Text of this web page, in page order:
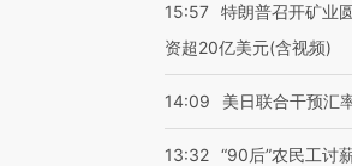
15:57 特朗普召开矿业
资超20亿美元(含视频)
14:09 美日联合干预汇
13:32 “90后”农民工讨